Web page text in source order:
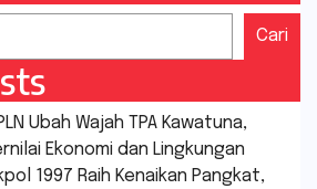
Cari
Ubah Wajah TPA Kawatuna,
Ekonomi dan Lingkungan
1997 Raih Kenaikan Pangkat,